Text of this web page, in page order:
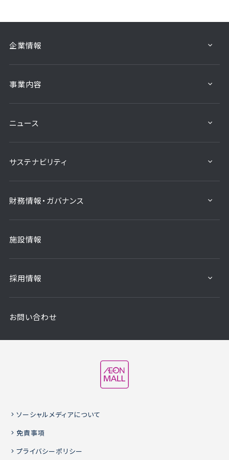
企業情報
事業内容
ニュース
サステナビリティ
財務情報・ガバナンス
施設情報
採用情報
お問い合わせ
ソーシャルメディアについて
免責事項
プライバシーポリシー